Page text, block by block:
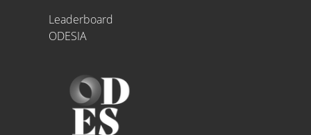
Leaderboard
ODESIA